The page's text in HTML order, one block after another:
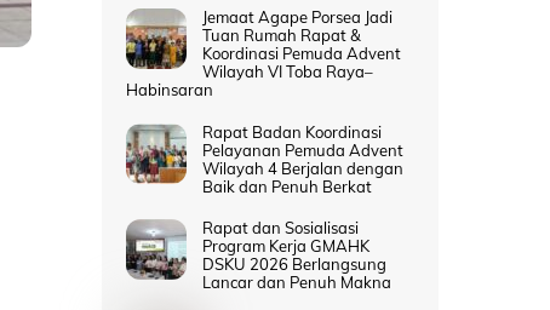
Jemaat Agape Porsea Jadi
Tuan Rumah Rapat &
Koordinasi Pemuda Advent
Wilayah VI Toba Raya–
Habinsaran
Rapat Badan Koordinasi
Pelayanan Pemuda Advent
Wilayah 4 Berjalan dengan
Baik dan Penuh Berkat
Rapat dan Sosialisasi
Program Kerja GMAHK
DSKU 2026 Berlangsung
Lancar dan Penuh Makna